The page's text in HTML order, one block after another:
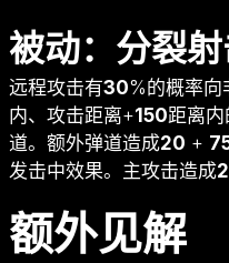
被动：分裂
远程攻击有30%的概率向
内、攻击距离+150距离内
道。额外弹道造成20 +
发击中效果。主攻击造成
额外见解